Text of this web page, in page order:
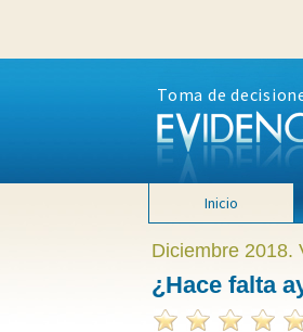
Toma de
Inicio
Diciembre 2018.
¿Hace falta